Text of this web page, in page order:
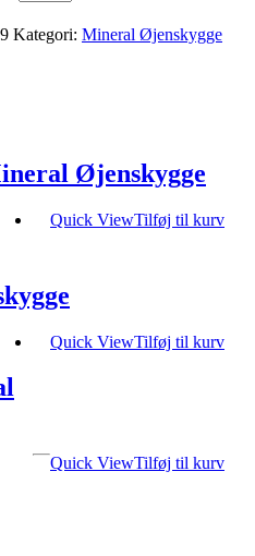
Kategori: Mineral Øjenskygge
Øjenskygge
Tilføj til kurv
Quick View
Tilføj til kurv
Quick View
Tilføj til kurv
Quick View